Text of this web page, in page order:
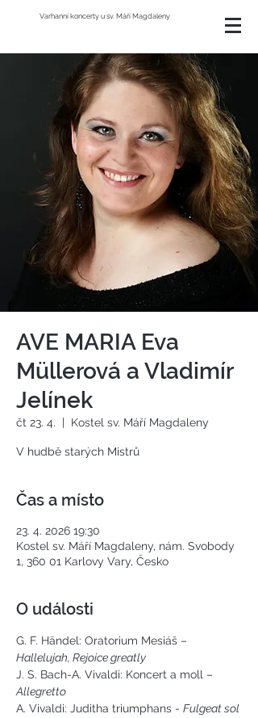
Varhanní koncerty u sv. Máří Magdaleny
AVE MARIA Eva
Müllerová a Vladimír
Jelínek
čt 23. 4.
  |
Kostel sv. Máří Magdaleny
Čas a místo
23. 4. 2026 19:30
Kostel sv. Máří Magdaleny, nám. Svobody
1, 360 01 Karlovy Vary, Česko
O události
G. F. Händel: Oratorium Mesiáš –
Hallelujah, Rejoice greatly
J. S. Bach-A. Vivaldi: Koncert a moll –
Allegretto
A. Vivaldi: Juditha triumphans - Fulgeat sol